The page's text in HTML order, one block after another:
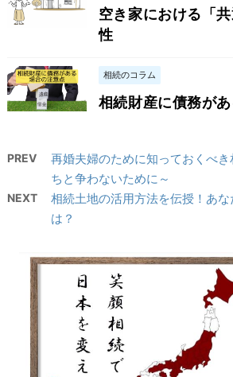
空き家における「
性
相続のコラム
相続財産に債務が
PREV
再婚夫婦のために知っておくべ
ちと争わないために～
NEXT
相続土地の活用方法を伝授！あ
は？